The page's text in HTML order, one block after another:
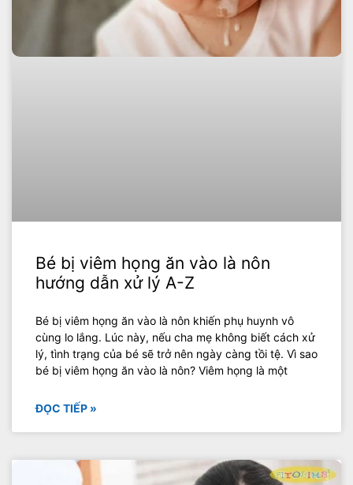
Bé bị viêm họng ăn vào là nôn
hướng dẫn xử lý A-Z
Bé bị viêm họng ăn vào là nôn khiến phụ huynh vô
cùng lo lắng. Lúc này, nếu cha mẹ không biết cách xử
lý, tình trạng của bé sẽ trở nên ngày càng tồi tệ. Vì sao
bé bị viêm họng ăn vào là nôn? Viêm họng là một
ĐỌC TIẾP »